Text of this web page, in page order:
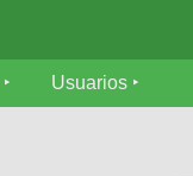
Usuarios